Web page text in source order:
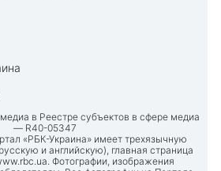
в Реестре субъектов в сфере медиа
— R40-05347
«РБК-Украина» имеет трехязычную
и английскую), главная страница
. Фотографии, изображения